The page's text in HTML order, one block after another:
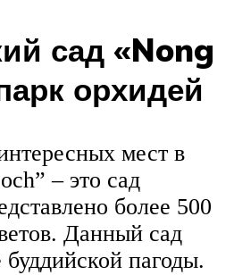
сад «Nong
орхидей
мест в
– это сад
более 500
Данный сад
пагоды.